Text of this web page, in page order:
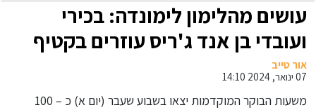
עושים מהלימון לימונדה: בכירי
ועובדי בן אנד ג'ריס עוזרים בקטיף
לימון ותומכים בחקלאים
אור טייב
07 ינואר, 2024 14:10
משעות הבוקר המוקדמות יצאו בשבוע שעבר (יום א) כ – 100